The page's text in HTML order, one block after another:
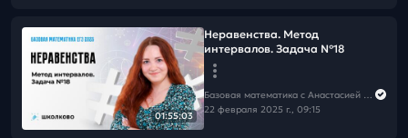
01:55:03
Неравенства. Метод
интервалов. Задача №18
Базовая математика с Анастасией Андросовой | ЕГЭ 2026
22 февраля 2025 г., 09:15